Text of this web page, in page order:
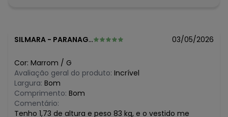
Composição: 100% Viscose
Histórico de preços
O preço apresentado abaixo é o menor oferecido em
algum dia do mês, para o menor tamanho disponível.
agosto/2026
julho/2026
SILMARA - PARANAGUA - PR 03/05/2026
Cor: Marrom / G
Avaliação geral do produto: Incrível
Largura: Bom
Comprimento: Bom
Comentário:
Tenho 1,73 de altura e peso 83 kg, e o vestido me